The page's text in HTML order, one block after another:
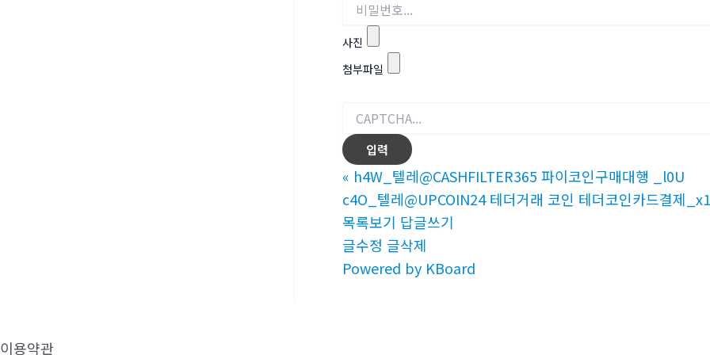
사진
첨부파일
« h4W_텔레@CASHFILTER365 파이코인구매대행 _l0U
c4O_텔레@UPCOIN24 테더거래 코인 테더코인카드결제
목록보기 답글쓰기
글수정 글삭제
Powered by KBoard
이용약관